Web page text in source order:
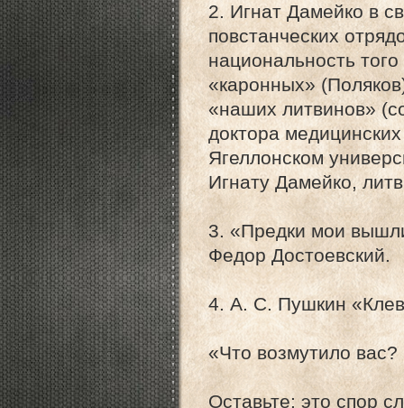
2. Игнат Дамейко в
повстанческих
национальность
«каронных»
«наших литвинов»
доктора
Ягеллонском
Игнату Дамейко,
3. «Предки мои
Федор Достоевский.
4. А. С. Пушкин
«Что возмутило
Оставьте: это спор